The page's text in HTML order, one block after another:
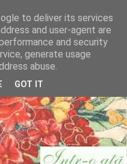
to deliver its services
and user-agent are
and security
generate usage
abuse.
GOT IT